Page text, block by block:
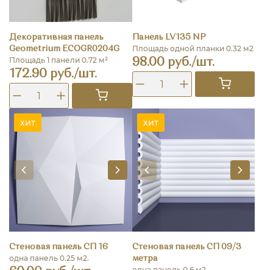
Декоративная панель
Geometrium ECOGR0204G
Площадь 1 панели 0.72 м²
172.90 руб./шт.
Панель LV135 NP
Площадь одной планки 0.32 м2
98.00 руб./шт.
хит
Стеновая панель СП 16
одна панель 0.25 м2.
хит
Стеновая панель СП 09/3
метра